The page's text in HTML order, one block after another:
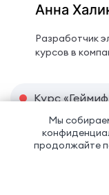
Анна
Разработчик
курсов в
Курс
Целью
вовлеченности
процесс не
чтобы
Мы
продолжайте